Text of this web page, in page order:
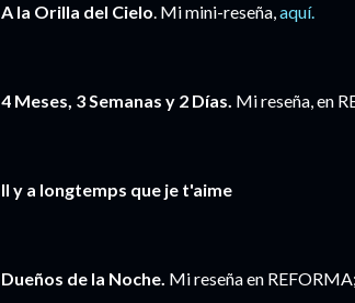
A la Orilla del Cielo. Mi mini-reseña,aquí.
4 Meses, 3 Semanas y 2 Días. Mi reseña, en
Il y a longtemps que je t'aime
Dueños de la Noche. Mi reseña en